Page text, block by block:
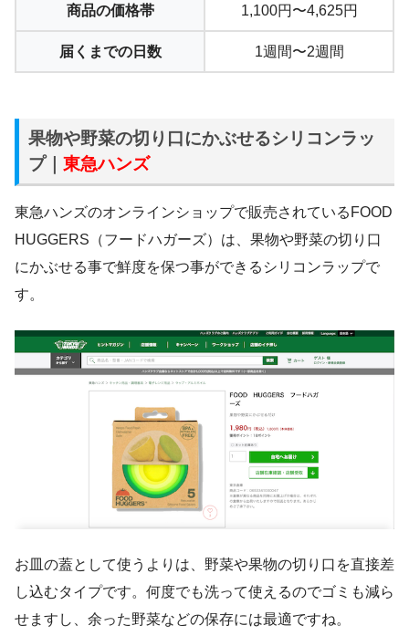
商品の価格帯 1,100円〜4,625円
届くまでの日数 1週間〜2週間
果物や野菜の切り口にかぶせるシリコンラッ
プ｜ 東急ハンズ
東急ハンズのオンラインショップで販売されているFOOD
HUGGERS（フードハガーズ）は、果物や野菜の切り口
にかぶせる事で鮮度を保つ事ができるシリコンラップで
す。
お皿の蓋として使うよりは、野菜や果物の切り口を直接差
し込むタイプです。何度でも洗って使えるのでゴミも減ら
せますし、余った野菜などの保存には最適ですね。